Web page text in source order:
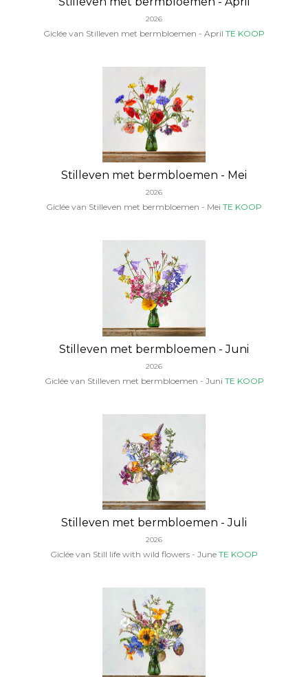
2026
Giclée van Stilleven met bermbloemen - April TE KOOP
Stilleven met bermbloemen - Mei
2026
Giclée van Stilleven met bermbloemen - Mei TE KOOP
Stilleven met bermbloemen - Juni
2026
Giclée van Stilleven met bermbloemen - Juni TE KOOP
Stilleven met bermbloemen - Juli
2026
Giclée van Still life with wild flowers - June TE KOOP